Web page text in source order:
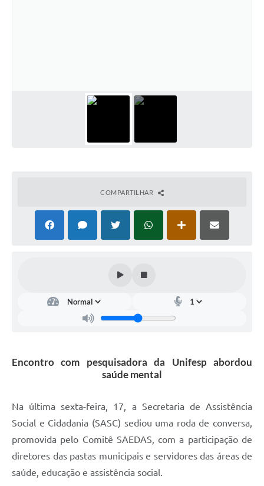
Associação dos Servidores Públicos Municipais de
Vinhedo
Arquivos para Download
Contas Públicas
Links Úteis
COMPARTILHAR
Encontro com pesquisadora da Unifesp abordou
saúde mental
Na última sexta-feira, 17, a Secretaria de Assistência
Social e Cidadania (SASC) sediou uma roda de conversa,
promovida pelo Comitê SAEDAS, com a participação de
diretores das pastas municipais e servidores das áreas de
saúde, educação e assistência social.